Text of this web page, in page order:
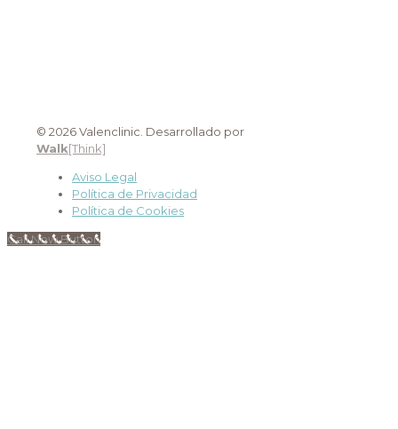
© 2026 Valenclinic. Desarrollado por
Walk[Think]
Aviso Legal
Política de Privacidad
Política de Cookies
Call Now Button